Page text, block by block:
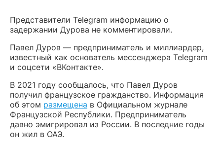
Представители Telegram информацию о
задержании Дурова не комментировали.
Павел Дуров — предприниматель и миллиардер,
известный как основатель мессенджера Telegram
и соцсети «ВКонтакте».
В 2021 году сообщалось, что Павел Дуров
получил французское гражданство. Информация
об этом размещена в Официальном журнале
Французской Республики. Предприниматель
давно эмигрировал из России. В последние годы
он жил в ОАЭ.